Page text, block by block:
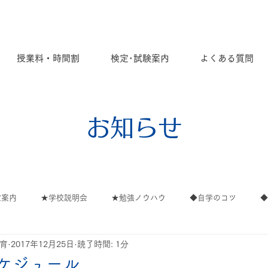
授業料・時間割 検定･試験案内 よくある質問
内 ★学校説明会 ★勉強ノウハウ ◆自学のコツ ◆
ご案内 ∟ご案内
ジュール
2017年12月25日 読了時間: 1分
お知らせ